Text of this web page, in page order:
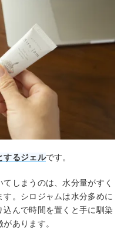
するジェルです。
しまうのは、水分量がすく
。シロジャムは水分多めに
んで時間を置くと手に馴染
あります。